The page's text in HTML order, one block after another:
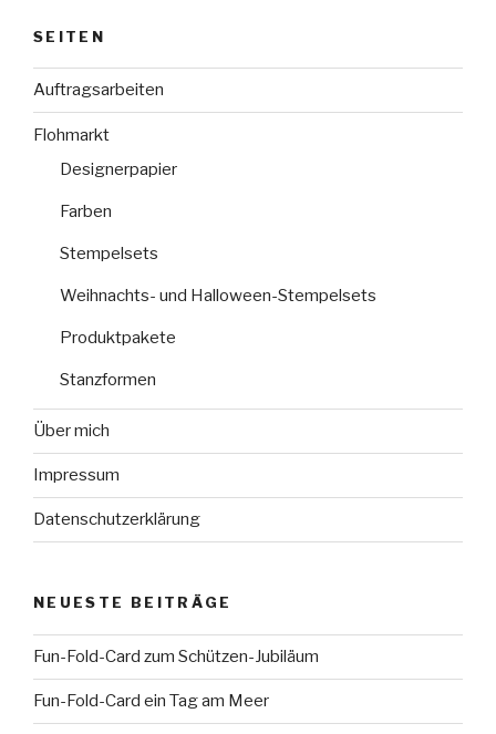
SEITEN
Auftragsarbeiten
Flohmarkt
Designerpapier
Farben
Stempelsets
Weihnachts- und Halloween-Stempelsets
Produktpakete
Stanzformen
Über mich
Impressum
Datenschutzerklärung
NEUESTE BEITRÄGE
Fun-Fold-Card zum Schützen-Jubiläum
Fun-Fold-Card ein Tag am Meer